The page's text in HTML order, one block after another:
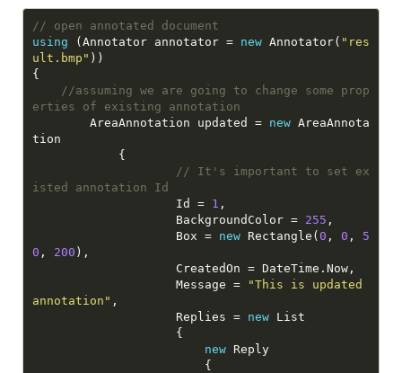
// open annotated document
using (Annotator annotator = new Annotator( "res
ult.bmp"
//assuming we are going to change some prop
erties of existing annotation
        AreaAnnotation updated =
new AreaAnnota
// It's important to set ex
isted annotation Id
                    Id =
1
                    BackgroundColor =
255
                    Box =
new Rectangle( 0 , 0 , 5
0 , 200
                    Message =
"This is updated
annotation"
                    Replies =
new
new
Reply